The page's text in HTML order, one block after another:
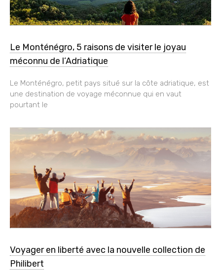
Le Monténégro, 5 raisons de visiter le joyau
méconnu de l’Adriatique
Le Monténégro, petit pays situé sur la côte adriatique, est
une destination de voyage méconnue qui en vaut
pourtant le
Voyager en liberté avec la nouvelle collection de
Philibert